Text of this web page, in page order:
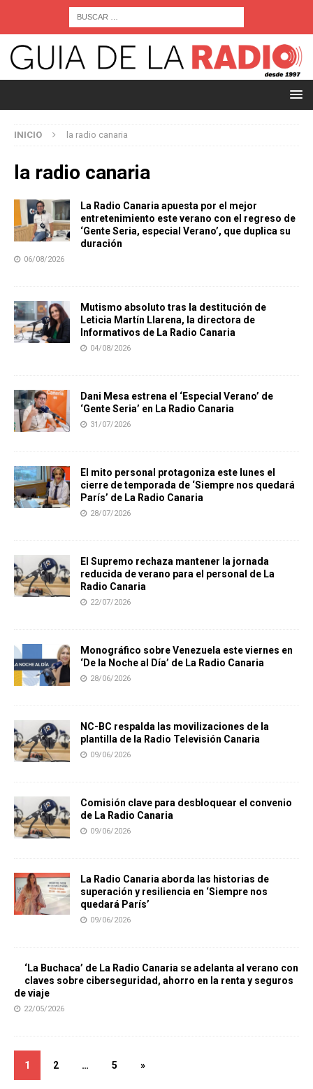
INICIO la radio canaria
la radio canaria
La Radio Canaria apuesta por el mejor
entretenimiento este verano con el regreso de
‘Gente Seria, especial Verano’, que duplica su
duración
06/08/2026
Mutismo absoluto tras la destitución de
Leticia Martín Llarena, la directora de
Informativos de La Radio Canaria
04/08/2026
Dani Mesa estrena el ‘Especial Verano’ de
‘Gente Seria’ en La Radio Canaria
31/07/2026
El mito personal protagoniza este lunes el
cierre de temporada de ‘Siempre nos quedará
París’ de La Radio Canaria
28/07/2026
El Supremo rechaza mantener la jornada
reducida de verano para el personal de La
Radio Canaria
22/07/2026
Monográfico sobre Venezuela este viernes en
‘De la Noche al Día’ de La Radio Canaria
28/06/2026
NC-BC respalda las movilizaciones de la
plantilla de la Radio Televisión Canaria
09/06/2026
Comisión clave para desbloquear el convenio
de La Radio Canaria
09/06/2026
La Radio Canaria aborda las historias de
superación y resiliencia en ‘Siempre nos
quedará París’
09/06/2026
‘La Buchaca’ de La Radio Canaria se adelanta al verano con
claves sobre ciberseguridad, ahorro en la renta y seguros
de viaje
22/05/2026
1 2 … 5 »